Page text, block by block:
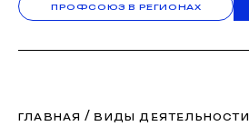
ПРОФСОЮЗ В РЕГИОНАХ
ГЛАВНАЯ / ВИДЫ ДЕЯТЕЛЬНОСТИ